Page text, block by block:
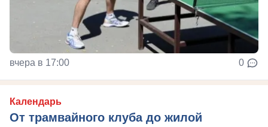
вчера в 17:00 0
Календарь
От трамвайного клуба до жилой